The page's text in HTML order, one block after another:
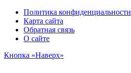
Политика конфиденциальности
Карта сайта
Обратная связь
О сайте
Кнопка «Наверх»